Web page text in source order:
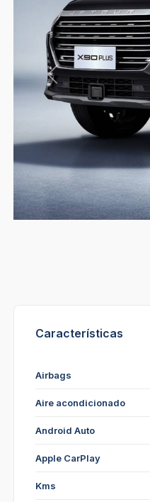
Anterior
Características
Airbags
Aire acondicionado
Android Auto
Apple CarPlay
Kms